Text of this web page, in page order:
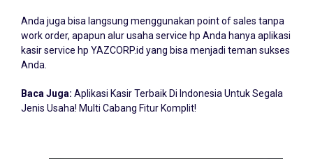
work order, apapun alur usaha service hp Anda hanya aplikasi
kasir service hp YAZCORP.id yang bisa menjadi teman sukses
Anda.
Jenis Usaha! Multi Cabang Fitur Komplit!